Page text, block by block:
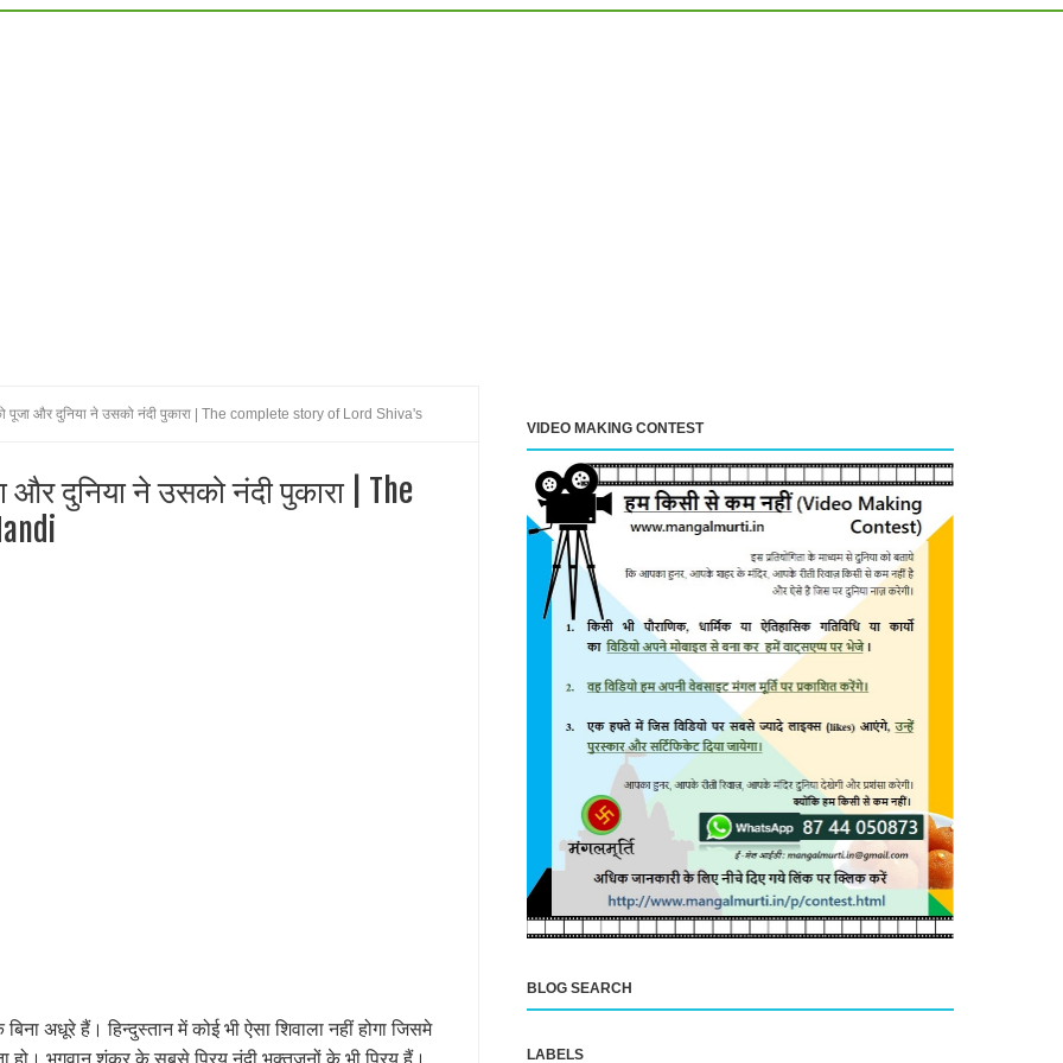
shiva
पूजा और दुनिया ने उसको नंदी पुकारा | The complete story of Lord Shiva's
दुनिया ने उसको नंदी पुकारा | The
अधूरे हैं। हिन्दुस्तान में कोई भी ऐसा शिवाला नहीं होगा जिसमे
भगवान शंकर के सबसे प्रिय नंदी भक्तजनों के भी प्रिय हैं।
VIDEO MAKING CONTEST
BLOG SEARCH
LABELS